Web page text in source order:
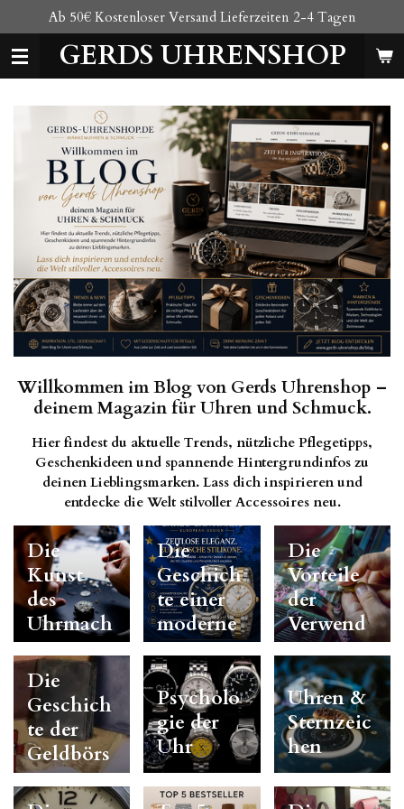
Hauptinhalt
springenGERDS UHRENSHOP
Ab 50€ Kostenloser Versand Lieferzeiten 2-4 Tagen
WillkommenimBlogvon Gerds Uhrenshop –
deinemMagazinfürUhren undSchmuck.
Hier findest du aktuelle Trends, nützliche Pflegetipps,
Geschenkideenund spannende Hintergrundinfos zu
deinenLieblingsmarken. Lass dich inspirierenund
entdecke die Welt stilvoller Accessoires neu.
Die
Kunst
des
Uhrmach
ens.
Die
Geschich
te einer
moderne
n
Uhrenma
rke
Die
Vorteile
der
Verwend
ung von
Edelstahl
für die
Schmuck
herstellu
ng
Die
Geschich
te der
Geldbörs
e
Psycholo
gie der
Uhr
Uhren &
Sternzeic
hen